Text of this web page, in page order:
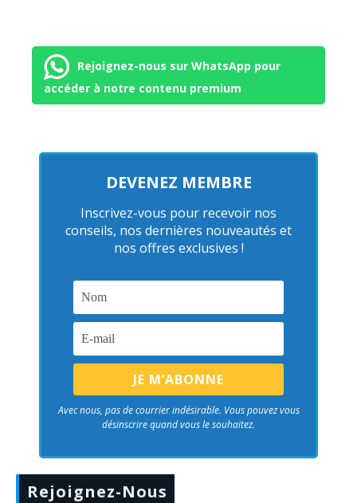
Rejoignez-nous sur WhatsApp pour
accéder à notre contenu premium
DEVENEZ MEMBRE
Inscrivez-vous pour recevoir nos
conseils, nos dernières nouveautés et
nos offres exclusives !
Avec nous, pas de courrier indésirable. Vous pouvez vous
désinscrire quand vous le souhaitez.
Rejoignez-Nous